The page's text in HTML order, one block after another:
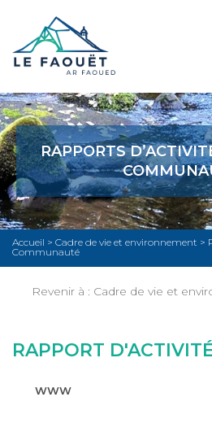
RAPPORTS
Accueil > Cadre de vie et environnement >
Communauté
Revenir à : Cadre de vie et
RAPPORT
WWW